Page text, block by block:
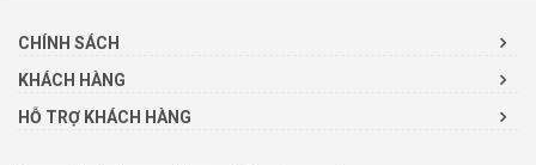
CHÍNH SÁCH
KHÁCH HÀNG
HỖ TRỢ KHÁCH HÀNG